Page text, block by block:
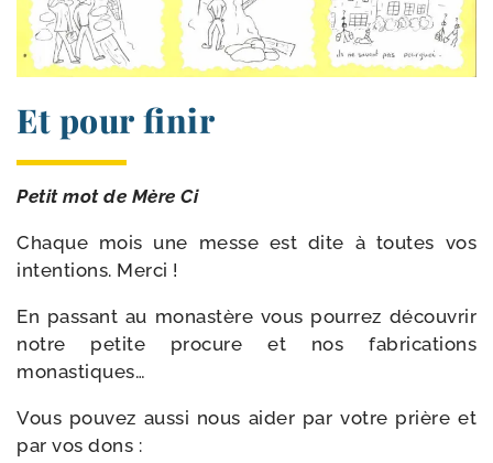
Et pour finir
Petit mot de Mère Ci
Chaque mois une messe est dite à toutes vos
inten­tions. Merci !
En pas­sant au monas­tère vous pour­rez décou­vrir
notre petite pro­cure et nos fabri­ca­tions
monastiques…
Vous pou­vez aus­si nous aider par votre prière et
par vos dons :